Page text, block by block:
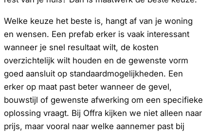
Welke keuze het beste is, hangt af van je woning
en wensen. Een prefab erker is vaak interessant
wanneer je snel resultaat wilt, de kosten
overzichtelijk wilt houden en de gewenste vorm
goed aansluit op standaardmogelijkheden. Een
erker op maat past beter wanneer de gevel,
bouwstijl of gewenste afwerking om een specifieke
oplossing vraagt. Bij Offra kijken we niet alleen naar
prijs, maar vooral naar welke aannemer past bij